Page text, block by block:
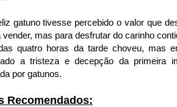
gatuno tivesse percebido o valor que
vender, mas para desfrutar do carinho
quatro horas da tarde choveu, mas
a tristeza e decepção da primeira
por gatunos.
Recomendados: